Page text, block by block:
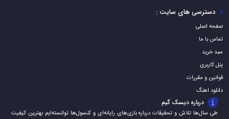
دسترسی های سایت :
صفحه اصلی
تماس با ما
سبد خرید
پنل کاربری
قوانین و مقررات
دانلود اهنگ
درباره دیسک گیم
طی سال‌ها تلاش و تحقیقات درباره بازی‌های رایانه‌ای و کنسول‌ها توانسته‌ایم بهترین کیفیت